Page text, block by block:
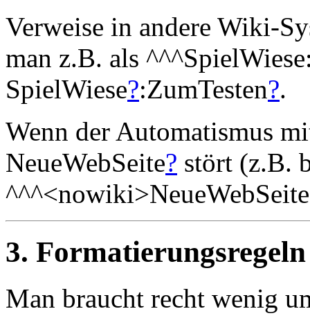
Verweise in andere Wiki-
man z.B. als
SpielWiese?:ZumTesten?.
Wenn der Automatismus
NeueWebSeite? stört (z.B.
3. Formatierungsregeln
Man braucht recht wenig